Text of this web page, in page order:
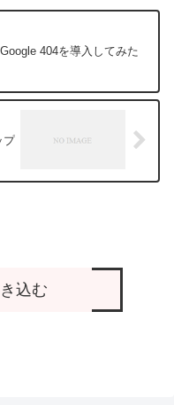
404を導入してみた
プ
込む